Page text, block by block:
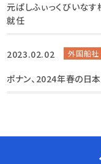
元ぱしふぃっくびいな
就任
2023.02.02 外国船社
ポナン、2024年春の日